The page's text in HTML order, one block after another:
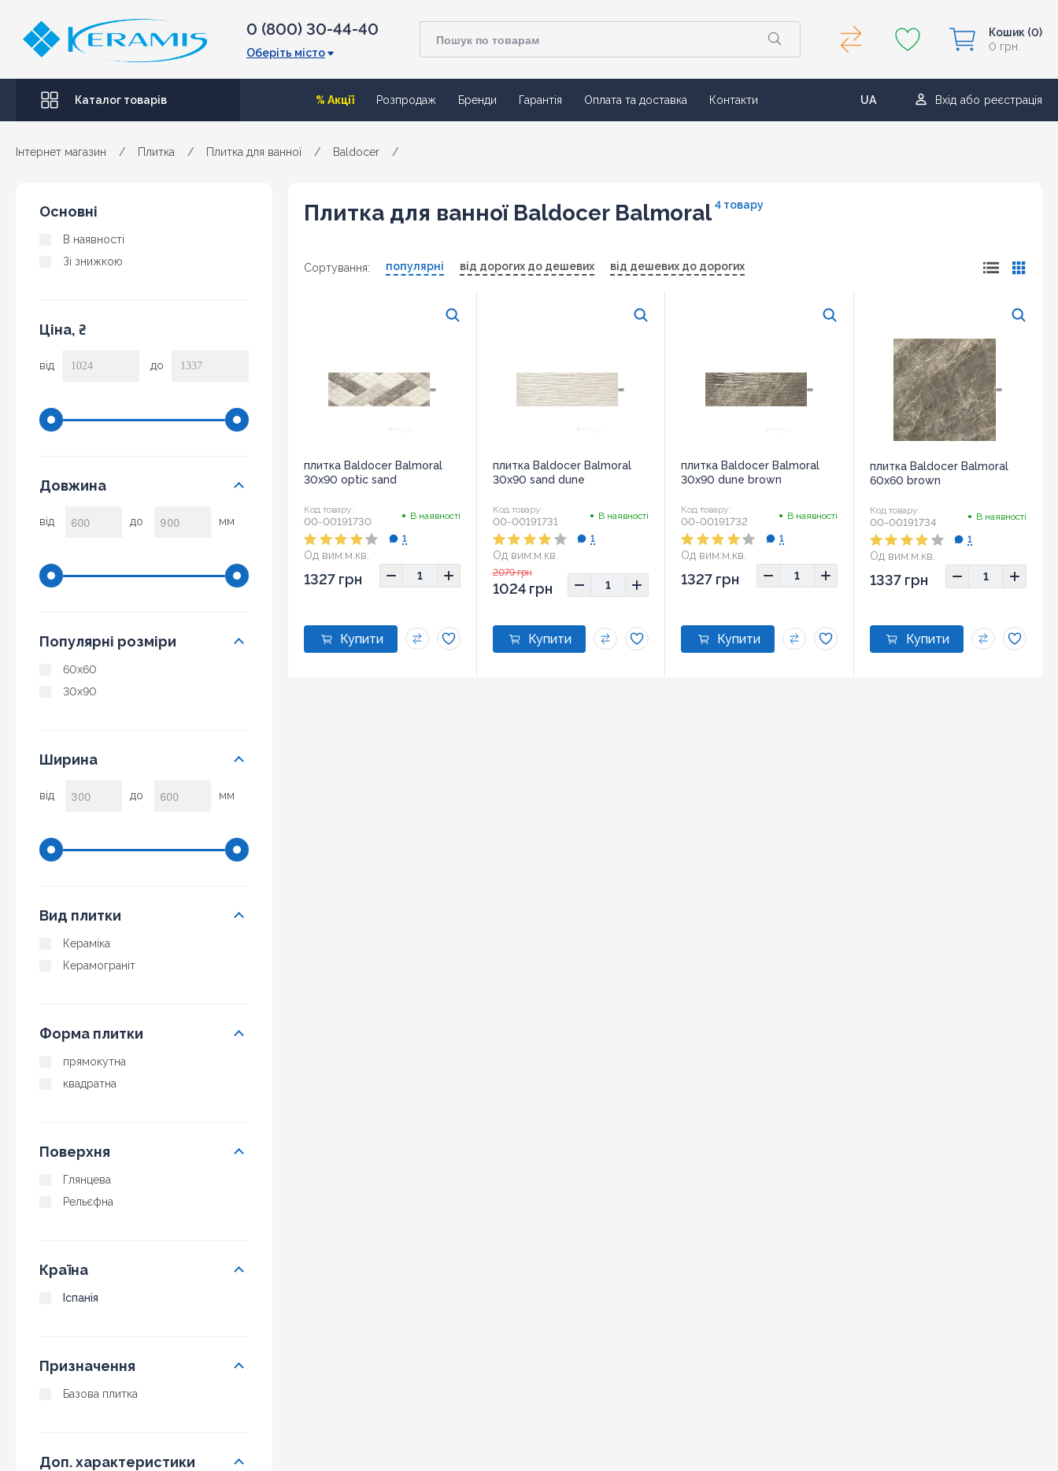
0 (800) 30-44-40
Оберіть місто
Кошик (0)
0 грн.
Каталог товарів % Акції Розпродаж Бренди Гарантія Оплата та доставка Контакти
UA
RU
Вхід або реєстрація
Інтернет магазин / Плитка / Плитка для ванної / Baldocer /
Основні
В наявності
Зі знижкою
Ціна, ₴
від до
Довжина
від до мм
Популярні розміри
60x60
30x90
Ширина
від до мм
Вид плитки
Кераміка
Керамограніт
Форма плитки
прямокутна
квадратна
Поверхня
Глянцева
Рельєфна
Країна
Іспанія
Призначення
Базова плитка
Доп. характеристики
Плитка для ванної Baldocer Balmoral 4 товару
Сортування: популярні від дорогих до дешевих від дешевих до дорогих
плитка Baldocer Balmoral
30x90 optic sand
Код товару:
00-00191730 В наявності
Од вим:м.кв.
1
1327 грн
плитка Baldocer Balmoral
30x90 sand dune
Код товару:
00-00191731 В наявності
Од вим:м.кв.
Розмір:
1
2079 грн
1024 грн
плитка Baldocer Balmoral
30x90 dune brown
Код товару:
00-00191732 В наявності
Од вим:м.кв.
1
1327 грн
плитка Baldocer Balmoral
60x60 brown
Код товару:
00-00191734 В наявності
Од вим:м.кв.
1
1337 грн